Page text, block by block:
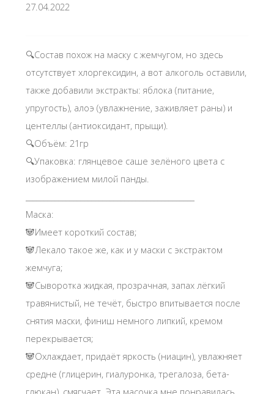
27.04.2022
🔍Состав похож на маску с жемчугом, но здесь
отсутствует хлоргексидин, а вот алкоголь оставили,
также добавили экстракты: яблока (питание,
упругость), алоэ (увлажнение, заживляет раны) и
центеллы (антиоксидант, прыщи).
🔍Объём: 21гр
🔍Упаковка: глянцевое саше зелёного цвета с
изображением милой панды.
Маска:
🐼Имеет короткий состав;
🐼Лекало такое же, как и у маски с экстрактом
жемчуга;
🐼Сыворотка жидкая, прозрачная, запах лёгкий
травянистый, не течёт, быстро впитывается после
снятия маски, финиш немного липкий, кремом
перекрывается;
🐼Охлаждает, придаёт яркость (ниацин), увлажняет
средне (глицерин, гиалуронка, трегалоза, бета-